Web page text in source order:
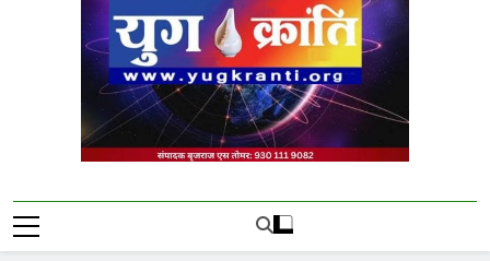
Yug Kranti | Trusted
News Portal